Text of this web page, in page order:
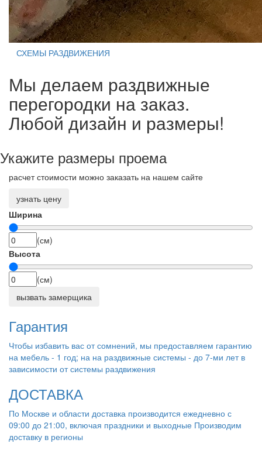
СХЕМЫ РАЗДВИЖЕНИЯ
Мы делаем раздвижные
перегородки на заказ.
Любой дизайн и размеры!
Укажите размеры проема
расчет стоимости можно заказать на нашем сайте
узнать цену
Ширина
(см)
Высота
(см)
вызвать замерщика
Гарантия
Чтобы избавить вас от сомнений, мы предоставляем гарантию
на мебель - 1 год; на на раздвижные системы - до 7-ми лет в
зависимости от системы раздвижения
ДОСТАВКА
По Москве и области доставка производится ежедневно с
09:00 до 21:00, включая праздники и выходные Производим
доставку в регионы